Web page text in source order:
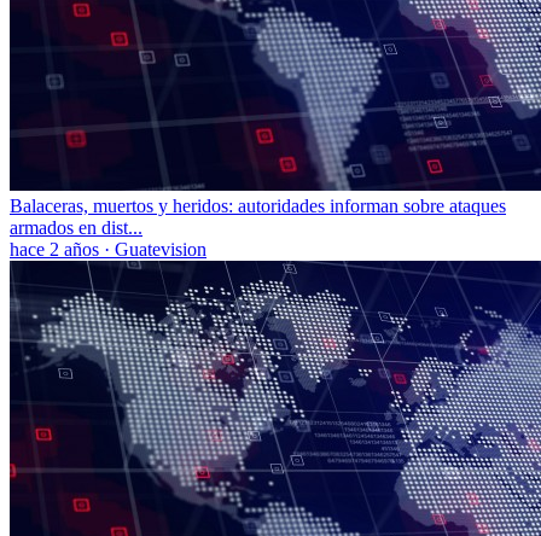
Balaceras, muertos y heridos: autoridades informan sobre ataques
armados en dist...
hace 2 años · Guatevision